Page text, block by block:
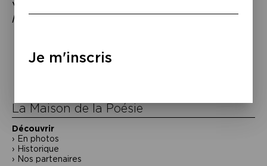
Véronique Aubouy et Mathieu Riboulet,
la lecture, Grasset, coll. « Bleue », 2014.
de
La Maison de la Poésie
Découvrir
En photos
Historique
Nos partenaires
Je m'inscris